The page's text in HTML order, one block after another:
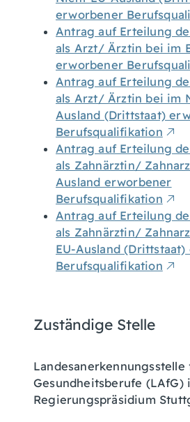
erworbener
Antrag auf Erteilung
als Arzt/ Ärztin bei im
erworbener
Antrag auf Erteilung
als Arzt/ Ärztin bei im
Ausland (Drittstaat)
Berufsqualifikation
Antrag auf Erteilung
als Zahnärztin/
Ausland erworbener
Berufsqualifikation
Antrag auf Erteilung
als Zahnärztin/
EU-Ausland
Berufsqualifikation
Zuständige Stelle
Landesanerkennungsstelle
Gesundheitsberufe (LAfG)
Regierungspräsidium